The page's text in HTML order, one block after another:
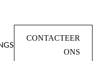
CONTACTEER
ONS